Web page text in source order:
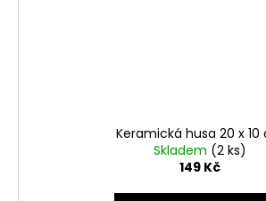
Keramická husa 20 x 10
Skladem (2 ks)
149 Kč